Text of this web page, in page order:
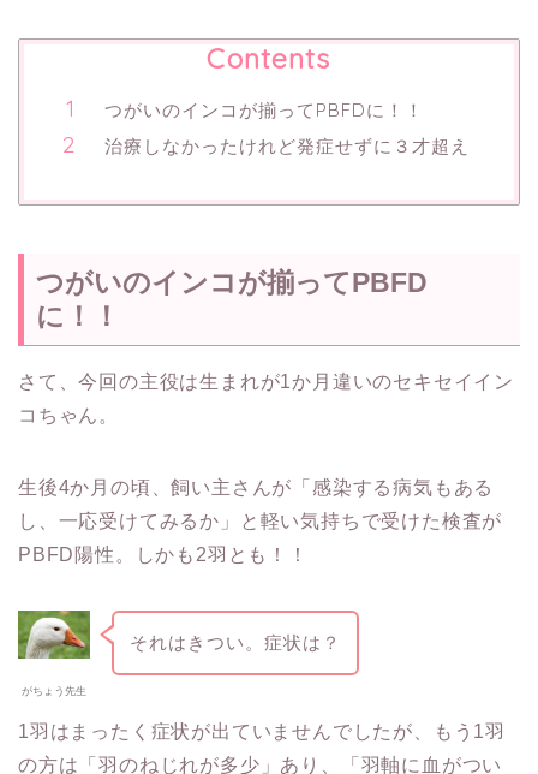
Contents
つがいのインコが揃ってPBFDに！！
治療しなかったけれど発症せずに３才超え
つがいのインコが揃ってPBFD
に！！
さて、今回の主役は生まれが1か月違いのセキセイイン
コちゃん。
生後4か月の頃、飼い主さんが「感染する病気もある
し、一応受けてみるか」と軽い気持ちで受けた検査が
PBFD陽性。しかも2羽とも！！
がちょう先生
それはきつい。症状は？
1羽はまったく症状が出ていませんでしたが、もう1羽
の方は「羽のねじれが多少」あり、「羽軸に血がつい